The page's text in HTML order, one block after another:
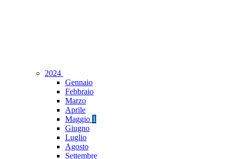
2024
Gennaio
Febbraio
Marzo
Aprile
Maggio 1
Giugno
Luglio
Agosto
Settembre